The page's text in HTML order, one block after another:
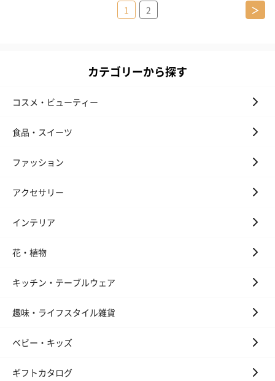
1 2 ＞
カテゴリーから探す
コスメ・ビューティー
食品・スイーツ
ファッション
アクセサリー
インテリア
花・植物
キッチン・テーブルウェア
趣味・ライフスタイル雑貨
ベビー・キッズ
ギフトカタログ